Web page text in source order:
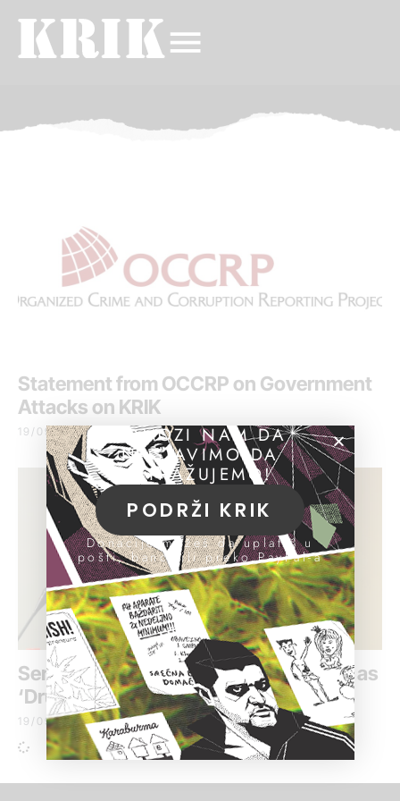
Statement from OCCRP on Government
Attacks on KRIK
19/09/2017
Serbian Minister’s Party Vilifies Editor as
‘Drug Addict’
19/09/2017
POMOZI NAM DA
NASTAVIMO DA
ISTRAŽUJEMO!
PODRŽI KRIK
Donacije možeš da uplatiš u
pošti, banci ili preko PayPal-a